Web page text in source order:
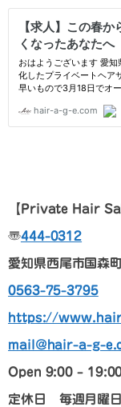
【Private Hair
〠444-0312
愛知県西尾市国森
0563-75-3795
https://
mail@hair-a-g-
Open 9:00 –
定休日 毎週月曜